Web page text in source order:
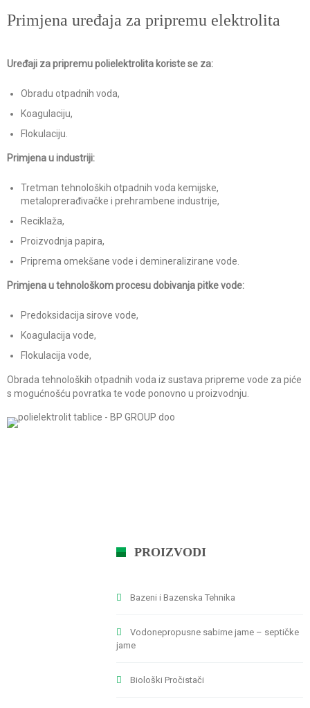
Primjena uređaja za pripremu elektrolita
Uređaji za pripremu polielektrolita koriste se za:
Obradu otpadnih voda,
Koagulaciju,
Flokulaciju.
Primjena u industriji:
Tretman tehnoloških otpadnih voda kemijske,
metaloprerađivačke i prehrambene industrije,
Reciklaža,
Proizvodnja papira,
Priprema omekšane vode i demineralizirane vode.
Primjena u tehnološkom procesu dobivanja pitke vode:
Predoksidacija sirove vode,
Koagulacija vode,
Flokulacija vode,
Obrada tehnoloških otpadnih voda iz sustava pripreme vode za piće
s mogućnošću povratka te vode ponovno u proizvodnju.
PROIZVODI
Bazeni i Bazenska Tehnika
Vodonepropusne sabirne jame – septičke
jame
Biološki Pročistači